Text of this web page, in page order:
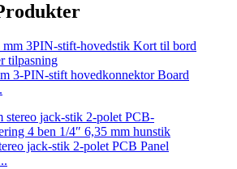
3-PIN-stift hovedkonnektor Board
jack-stik 2-polet PCB Panel